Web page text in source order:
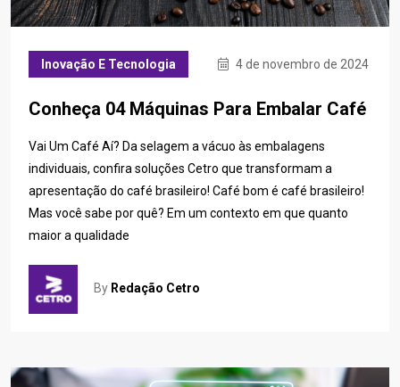
Inovação E Tecnologia 4 de novembro de 2024
Conheça 04 Máquinas Para Embalar Café
Vai Um Café Aí? Da selagem a vácuo às embalagens
individuais, confira soluções Cetro que transformam a
apresentação do café brasileiro! Café bom é café brasileiro!
Mas você sabe por quê? Em um contexto em que quanto
maior a qualidade
By Redação Cetro